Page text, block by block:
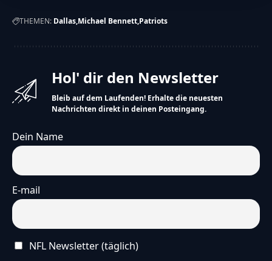
THEMEN: Dallas Michael Bennett Patriots
Hol' dir den Newsletter
Bleib auf dem Laufenden! Erhalte die neuesten
Nachrichten direkt in deinen Posteingang.
Dein Name
E-mail
NFL Newsletter (täglich)